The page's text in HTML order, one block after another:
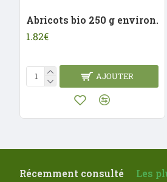
Abricots bio 250 g environ.
1.82€
AJOUTER
Récemment consulté Les